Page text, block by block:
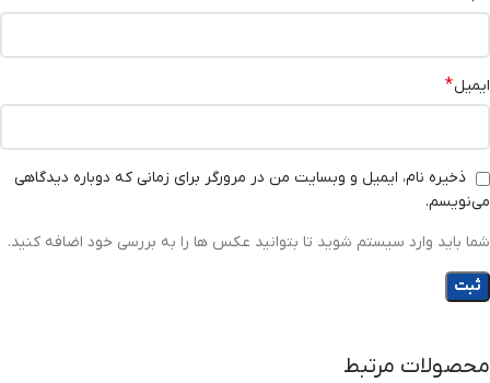
ایمیل*
ذخیره نام، ایمیل و وبسایت من در مرورگر برای زمانی که دوباره دیدگاهی
می‌نویسم.
شما باید وارد سیستم شوید تا بتوانید عکس ها را به بررسی خود اضافه کنید.
محصولات مرتبط